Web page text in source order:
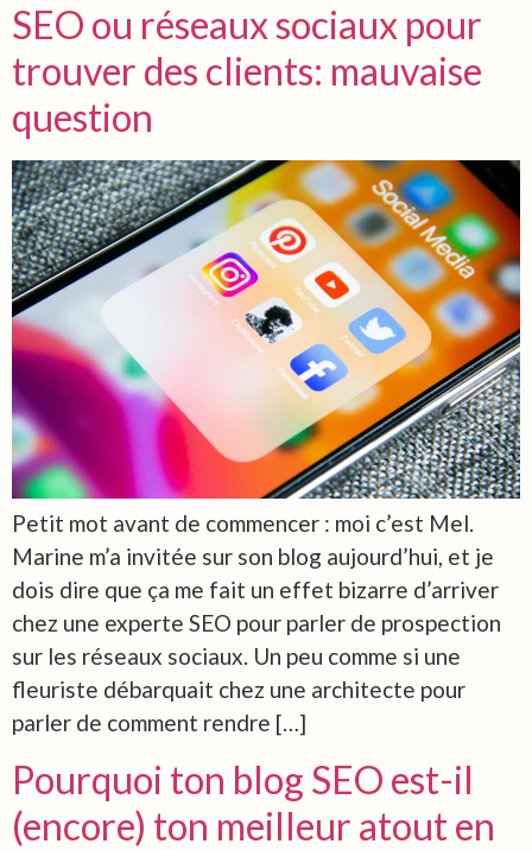
SEO ou réseaux sociaux pour
trouver des clients: mauvaise
question
Petit mot avant de commencer : moi c’est Mel.
Marine m’a invitée sur son blog aujourd’hui, et je
dois dire que ça me fait un effet bizarre d’arriver
chez une experte SEO pour parler de prospection
sur les réseaux sociaux. Un peu comme si une
fleuriste débarquait chez une architecte pour
parler de comment rendre […]
Pourquoi ton blog SEO est-il
(encore) ton meilleur atout en